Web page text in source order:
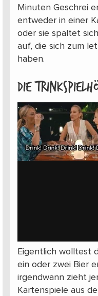
Minuten Geschrei
entweder in einer
oder sie spaltet
auf, die sich zum
haben.
Die
Eigentlich wolltest
ein oder zwei Bier
irgendwann zieht
Kartenspiele aus